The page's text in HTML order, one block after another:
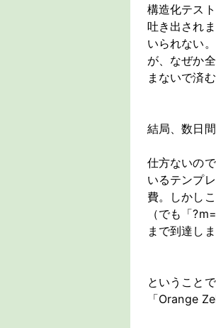
構造化テス
吐き出され
いられない
が、なぜか
まないで済
結局、数日
仕方ないの
いるテンプ
費。しかし
（でも「
まで到達しま
ということ
「Orange